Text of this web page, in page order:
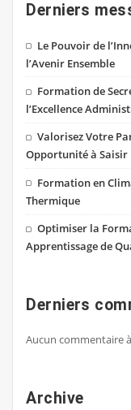
Derniers
Le Pouvoir de
l’Avenir Ensemble
Formation de
l’Excellence
Valorisez Votre
Opportunité à Saisir
Formation en
Thermique
Optimiser la
Apprentissage de
Derniers
Aucun commentaire
Archive